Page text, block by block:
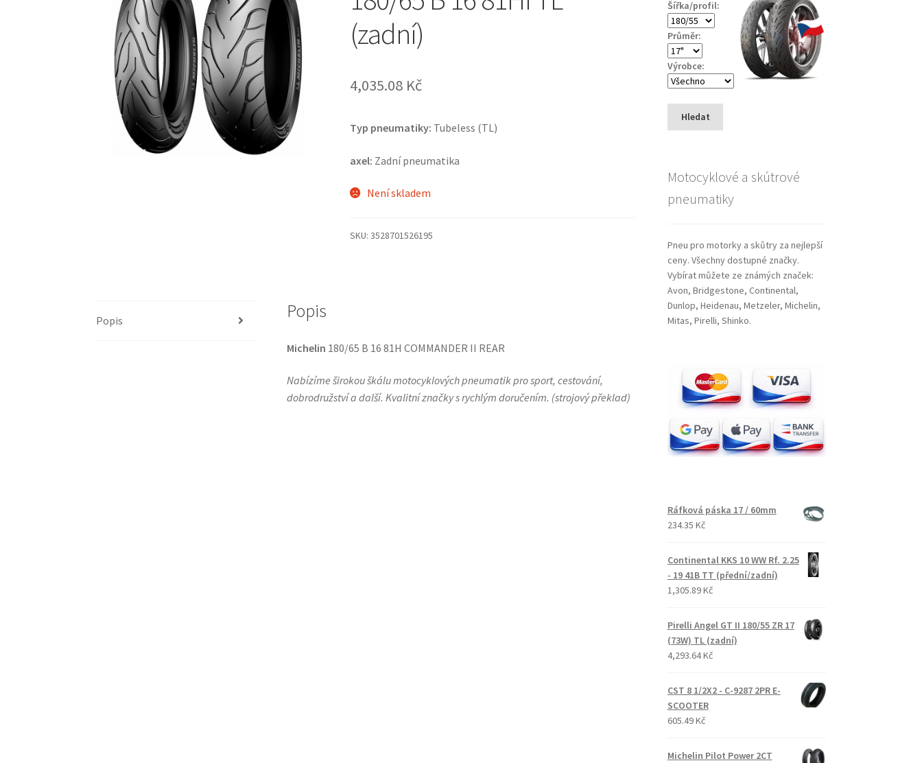
(zadní)
4,035.08 Kč
Typ pneumatiky: Tubeless (TL)
axel: Zadní pneumatika
Není skladem
SKU:3528701526195
Popis Popis
Michelin 180/65 B 16 81H COMMANDER II REAR
Nabízíme širokou škálu motocyklových pneumatik pro sport, cestování,
dobrodružství a další. Kvalitní značky s rychlým doručením. (strojový překlad)
Šířka/profil:
Průměr:
Výrobce:
Hledat
Motocyklové a skútrové
pneumatiky
Pneu pro motorky a skůtry za nejlepší
ceny. Všechny dostupné značky.
Vybírat můžete ze známých značek:
Avon, Bridgestone, Continental,
Dunlop, Heidenau, Metzeler, Michelin,
Mitas, Pirelli, Shinko.
Ráfková páska 17 / 60mm
234.35 Kč
Continental KKS 10 WW Rf. 2.25
- 19 41B TT (přední/zadní)
1,305.89 Kč
Pirelli Angel GT II 180/55 ZR 17
(73W) TL (zadní)
4,293.64 Kč
CST 8 1/2X2 - C-9287 2PR E-
SCOOTER
605.49 Kč
Michelin Pilot Power 2CT